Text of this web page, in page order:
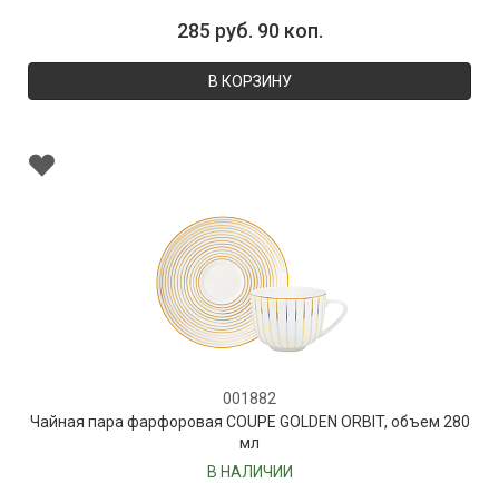
285 руб. 90 коп.
В КОРЗИНУ
001882
Чайная пара фарфоровая COUPE GOLDEN ORBIT, объем 280
мл
В НАЛИЧИИ